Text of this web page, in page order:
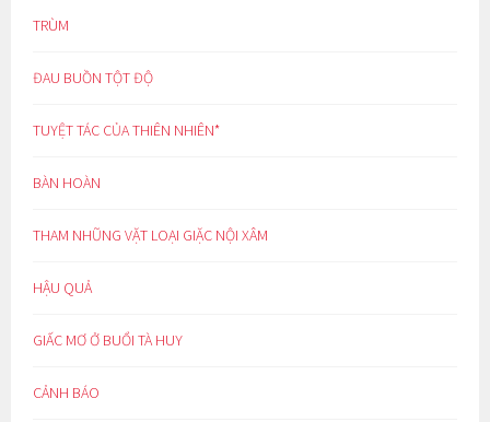
TRÙM
ĐAU BUỒN TỘT ĐỘ
TUYỆT TÁC CỦA THIÊN NHIÊN*
BÀN HOÀN
THAM NHŨNG VẶT LOẠI GIẶC NỘI XÂM
HẬU QUẢ
GIẤC MƠ Ở BUỔI TÀ HUY
CẢNH BÁO